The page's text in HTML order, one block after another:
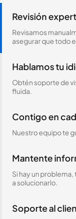
Revisión
Revisamos
asegurar que todo
Hablamos tu
Obtén soporte de
fluida.
Contigo en
Nuestro equipo te
Mantente
Si hay un
a solucionarlo.
Soporte al